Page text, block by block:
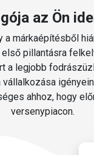
az Ön
a márkaépítésből
pillantásra
a legjobb
vállalkozása
ahhoz, hogy
versenypiacon.